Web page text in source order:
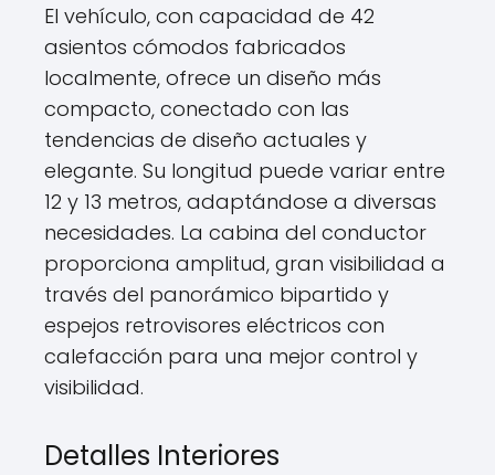
El vehículo, con capacidad de 42
asientos cómodos fabricados
localmente, ofrece un diseño más
compacto, conectado con las
tendencias de diseño actuales y
elegante. Su longitud puede variar entre
12 y 13 metros, adaptándose a diversas
necesidades. La cabina del conductor
proporciona amplitud, gran visibilidad a
través del panorámico bipartido y
espejos retrovisores eléctricos con
calefacción para una mejor control y
visibilidad.
Detalles Interiores